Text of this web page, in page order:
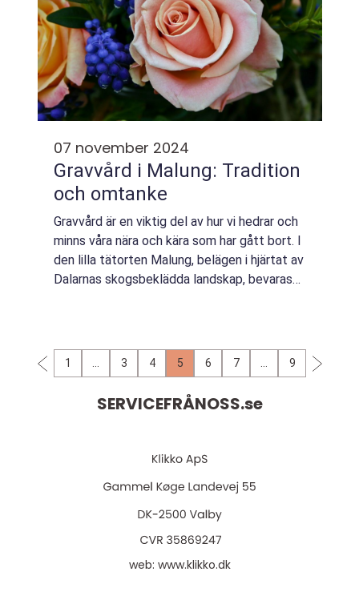
07 november 2024
Gravvård i Malung: Tradition
och omtanke
Gravvård är en viktig del av hur vi hedrar och
minns våra nära och kära som har gått bort. I
den lilla tätorten Malung, belägen i hjärtat av
Dalarnas skogsbeklädda landskap, bevaras
1 3 4 5 6 7 9
SERVICEFRÅNOSS.se
web: www.klikko.dk